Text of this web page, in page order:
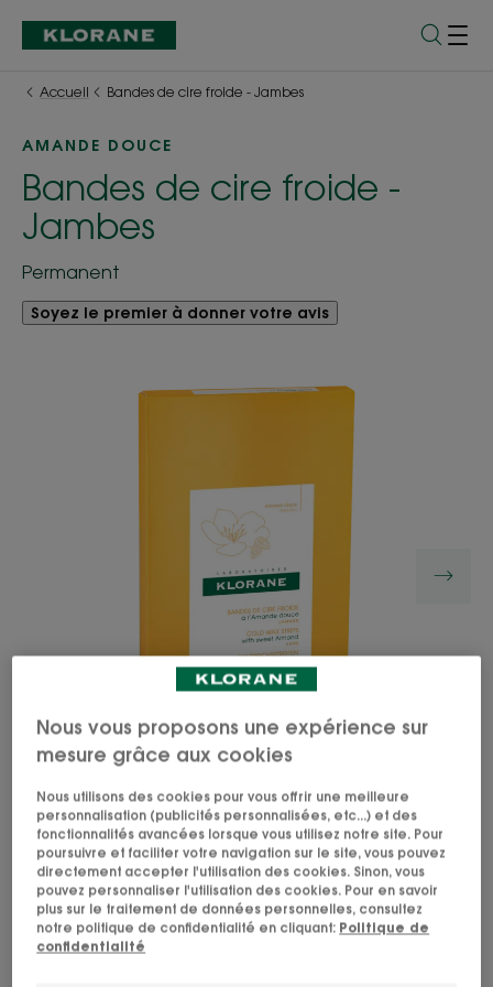
Accueil Bandes de cire froide - Jambes
AMANDE DOUCE
Bandes de cire froide -
Jambes
Permanent
Soyez le premier à donner votre avis
Les bandes de cire froide à l'amande douce
éliminent durablement et facilement les poils et
laissent vos jambes douces.
Nous vous proposons une expérience sur
mesure grâce aux cookies
Nous utilisons des cookies pour vous offrir une meilleure
personnalisation (publicités personnalisées, etc...) et des
fonctionnalités avancées lorsque vous utilisez notre site. Pour
poursuivre et faciliter votre navigation sur le site, vous pouvez
directement accepter l'utilisation des cookies. Sinon, vous
pouvez personnaliser l'utilisation des cookies. Pour en savoir
plus sur le traitement de données personnelles, consultez
notre politique de confidentialité en cliquant: Politique de
confidentialité